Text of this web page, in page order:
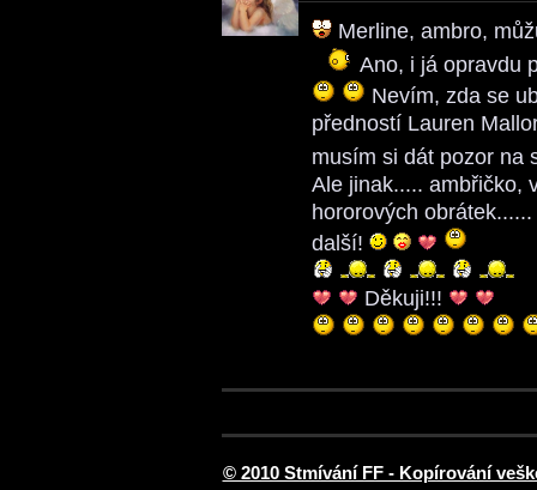
Merline, ambro,
Ano, i já opravdu
Nevím, zda se
předností Lauren
musím si dát pozor na
Ale jinak..... ambřičko,
hororových
další!
Děkuji!!!
© 2010 Stmívání FF - Kopírování